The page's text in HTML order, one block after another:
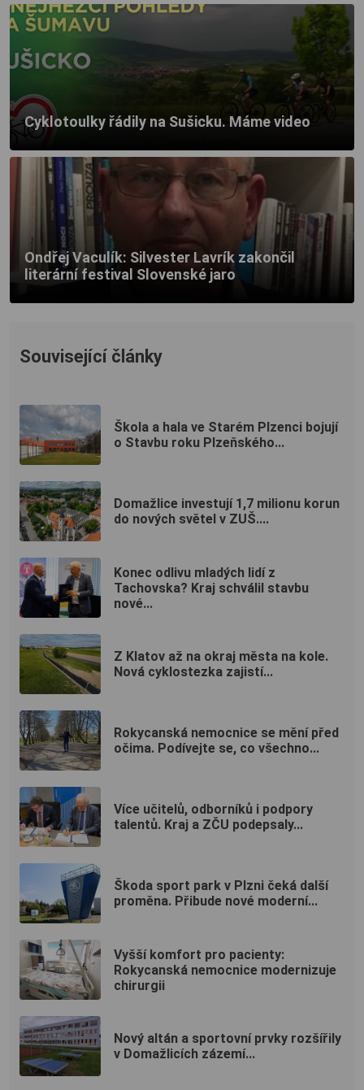
Cyklotoulky řádily na Sušicku. Máme video
Ondřej Vaculík: Silvester Lavrík zakončil
literární festival Slovenské jaro
Související články
Škola a hala ve Starém Plzenci bojují
o Stavbu roku Plzeňského...
Domažlice investují 1,7 milionu korun
do nových světel v ZUŠ....
Konec odlivu mladých lidí z
Tachovska? Kraj schválil stavbu
nové...
Z Klatov až na okraj města na kole.
Nová cyklostezka zajistí...
Rokycanská nemocnice se mění před
očima. Podívejte se, co všechno...
Více učitelů, odborníků i podpory
talentů. Kraj a ZČU podepsaly...
Škoda sport park v Plzni čeká další
proměna. Přibude nové moderní...
Vyšší komfort pro pacienty:
Rokycanská nemocnice modernizuje
chirurgii
Nový altán a sportovní prvky rozšířily
v Domažlicích zázemí...